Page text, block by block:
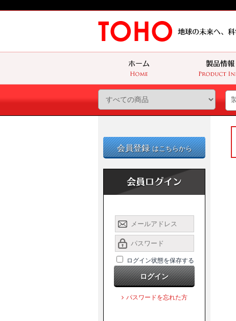
会員登録 はこちらから
ログイン状態を保存する
ログイン
パスワードを忘れた方